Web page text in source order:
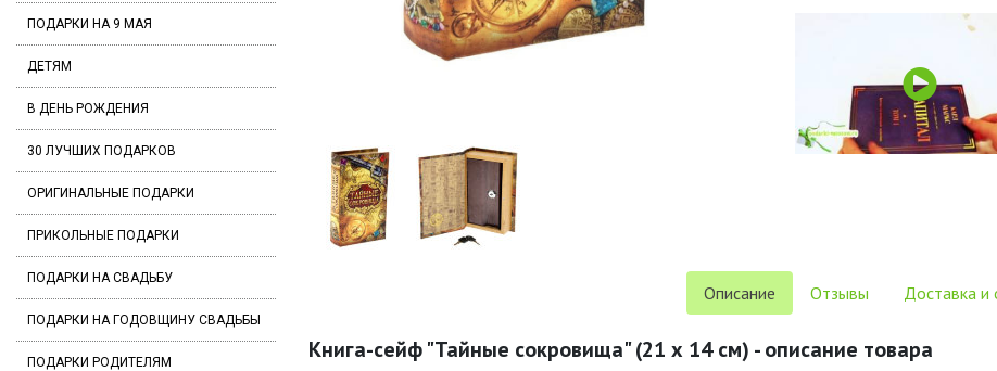
ПОДАРКИ НА 9 МАЯ
ДЕТЯМ
В ДЕНЬ РОЖДЕНИЯ
30 ЛУЧШИХ ПОДАРКОВ
ОРИГИНАЛЬНЫЕ ПОДАРКИ
ПРИКОЛЬНЫЕ ПОДАРКИ
ПОДАРКИ НА СВАДЬБУ
ПОДАРКИ НА ГОДОВЩИНУ СВАДЬБЫ
ПОДАРКИ РОДИТЕЛЯМ
Описание Отзывы Доставка и
Книга-сейф "Тайные сокровища" (21 х 14 см) - описание товара